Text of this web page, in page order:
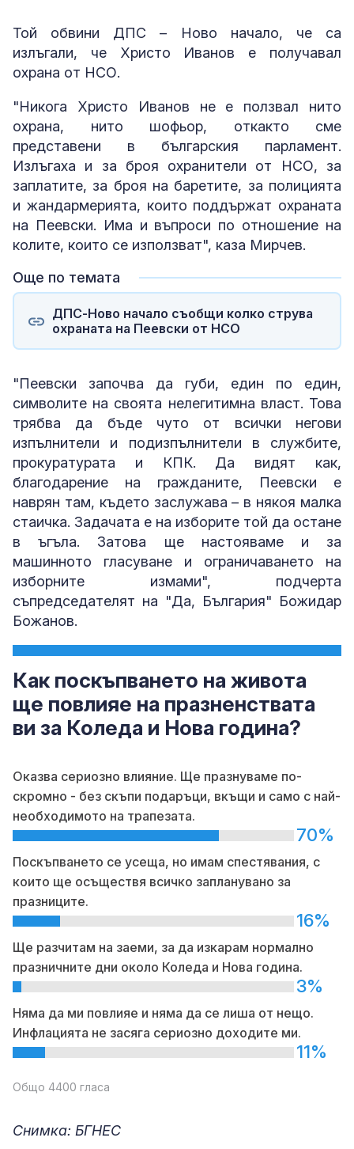
Той обвини ДПС – Ново начало, че са
излъгали, че Христо Иванов е получавал
охрана от НСО.
"Никога Христо Иванов не е ползвал нито
охрана, нито шофьор, откакто сме
представени в българския парламент.
Излъгаха и за броя охранители от НСО, за
заплатите, за броя на баретите, за полицията
и жандармерията, които поддържат охраната
на Пеевски. Има и въпроси по отношение на
колите, които се използват", каза Мирчев.
Още по темата
ДПС-Ново начало съобщи колко струва
охраната на Пеевски от НСО
"Пеевски започва да губи, един по един,
символите на своята нелегитимна власт. Това
трябва да бъде чуто от всички негови
изпълнители и подизпълнители в службите,
прокуратурата и КПК. Да видят как,
благодарение на гражданите, Пеевски е
наврян там, където заслужава – в някоя малка
стаичка. Задачата е на изборите той да остане
в ъгъла. Затова ще настояваме и за
машинното гласуване и ограничаването на
изборните измами", подчерта
съпредседателят на "Да, България" Божидар
Божанов.
Как поскъпването на живота
ще повлияе на празненствата
ви за Коледа и Нова година?
Оказва сериозно влияние. Ще празнуваме по-
скромно - без скъпи подаръци, вкъщи и само с най-
необходимото на трапезата.
70%
Поскъпването се усеща, но имам спестявания, с
които ще осъществя всичко запланувано за
празниците.
16%
Ще разчитам на заеми, за да изкарам нормално
празничните дни около Коледа и Нова година.
3%
Няма да ми повлияе и няма да се лиша от нещо.
Инфлацията не засяга сериозно доходите ми.
11%
Общо 4400 гласа
Снимка: БГНЕС